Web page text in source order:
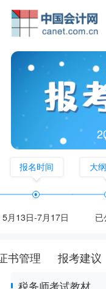
报名时间
5月13日-7月17日
大
已
书管理 报考建议
税务师考试教材